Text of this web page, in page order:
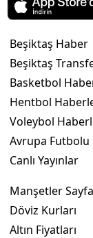
Beşiktaş Haber
Beşiktaş
Basketbol
Hentbol
Voleybol
Avrupa Futbolu
Canlı Yayınlar
Manşetler
Döviz Kurları
Altın Fiyatları